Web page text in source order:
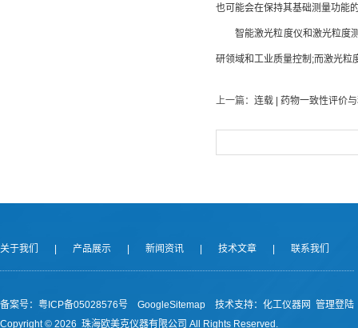
也可能会在保持其基础测量功能
智能激光粒度仪和激光粒度测
研领域和工业质量控制;而激光粒
上一篇： 连载 | 药物一致性评价
关于我们 产品展示 新闻资讯 技术文章 联系我们
备案号： 粤ICP备05028576号 GoogleSitemap 技术支持： 化工仪器网 管理登陆
Copyright © 2026 珠海欧美克仪器有限公司 All Rights Reserved.